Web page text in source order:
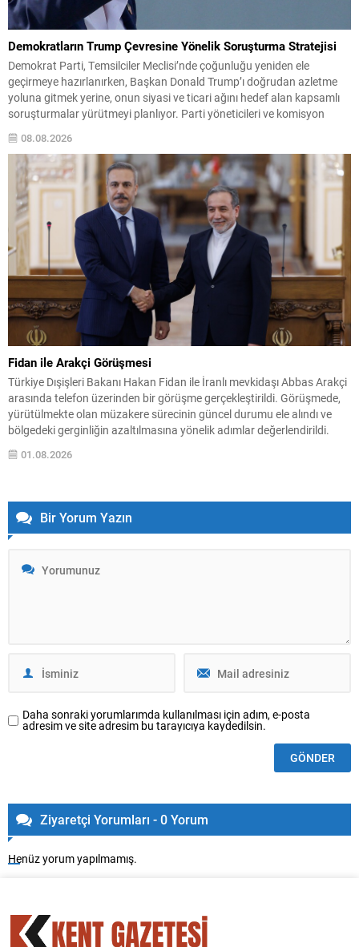
Demokratların Trump Çevresine Yönelik Soruşturma Stratejisi
Demokrat Parti, Temsilciler Meclisi’nde çoğunluğu yeniden ele
geçirmeye hazırlanırken, Başkan Donald Trump’ı doğrudan azletme
yoluna gitmek yerine, onun siyasi ve ticari ağını hedef alan kapsamlı
soruşturmalar yürütmeyi planlıyor. Parti yöneticileri ve komisyon
belge ve tanıklık toplama yöntemlerini değerlendiriyor. Demokratlar,
Beyaz Saray’la doğrudan çatışmaya...
08.08.2026
Fidan ile Arakçi Görüşmesi
Türkiye Dışişleri Bakanı Hakan Fidan ile İranlı mevkidaşı Abbas Arakçi
arasında telefon üzerinden bir görüşme gerçekleştirildi. Görüşmede,
yürütülmekte olan müzakere sürecinin güncel durumu ele alındı ve
bölgedeki gerginliğin azaltılmasına yönelik adımlar değerlendirildi.
Fidan, Türkiye’nin çatışmaların sona ermesi ve kalıcı barışın
sağlanması için aktif bir rol oynamaya devam edeceğini vurguladı.
01.08.2026
Bir Yorum Yazın
Daha sonraki yorumlarımda kullanılması için adım, e-posta
adresim ve site adresim bu tarayıcıya kaydedilsin.
Ziyaretçi Yorumları - 0 Yorum
Henüz yorum yapılmamış.